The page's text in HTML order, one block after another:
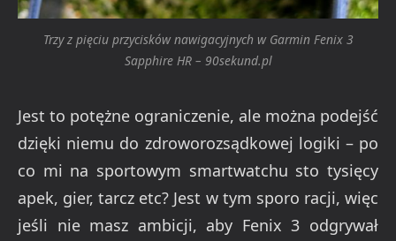
Trzy z pięciu przycisków nawigacyjnych w Garmin Fenix 3
Sapphire HR – 90sekund.pl
Jest to potężne ograniczenie, ale można podejść
dzięki niemu do zdroworozsądkowej logiki – po
co mi na sportowym smartwatchu sto tysięcy
apek, gier, tarcz etc? Jest w tym sporo racji, więc
jeśli nie masz ambicji, aby Fenix 3 odgrywał